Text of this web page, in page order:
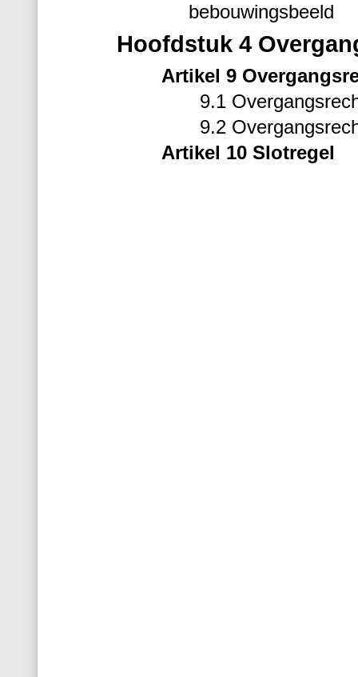
bebouwingsbeeld
Hoofdstuk 4
Artikel 9
9.1
9.2
Artikel 10 Slotregel